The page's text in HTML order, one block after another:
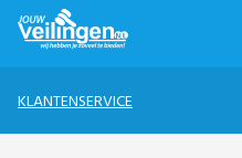
KLANTENSERVICE